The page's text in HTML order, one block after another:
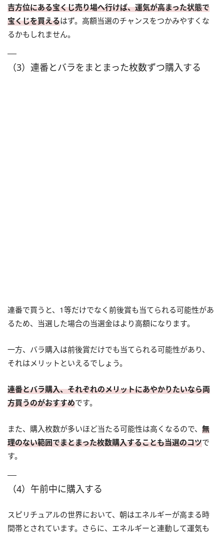
吉方位にある宝くじ売り場へ行けば、運気が高まった状態で
宝くじを買えるはず。高額当選のチャンスをつかみやすくな
るかもしれません。
（3）連番とバラをまとまった枚数ずつ購入する
連番で買うと、1等だけでなく前後賞も当てられる可能性があ
るため、当選した場合の当選金はより高額になります。
一方、バラ購入は前後賞だけでも当てられる可能性があり、
それはメリットといえるでしょう。
連番とバラ購入、それぞれのメリットにあやかりたいなら両
方買うのがおすすめです。
また、購入枚数が多いほど当たる可能性は高くなるので、 無
理のない範囲でまとまった枚数購入することも当選のコツで
す。
（4）午前中に購入する
スピリチュアルの世界において、朝はエネルギーが高まる時
間帯とされています。さらに、エネルギーと連動して運気も